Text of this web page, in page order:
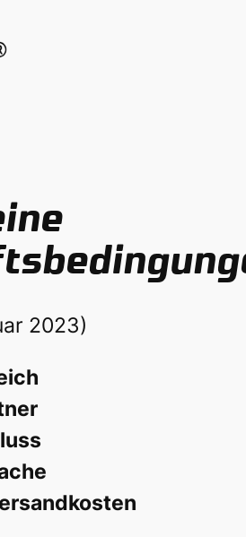
2023)